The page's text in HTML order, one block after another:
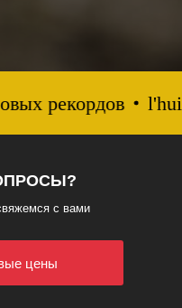
рекордов
с вами
цены